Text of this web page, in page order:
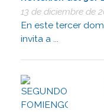
13 de diciembre de
En este tercer
invita a ...